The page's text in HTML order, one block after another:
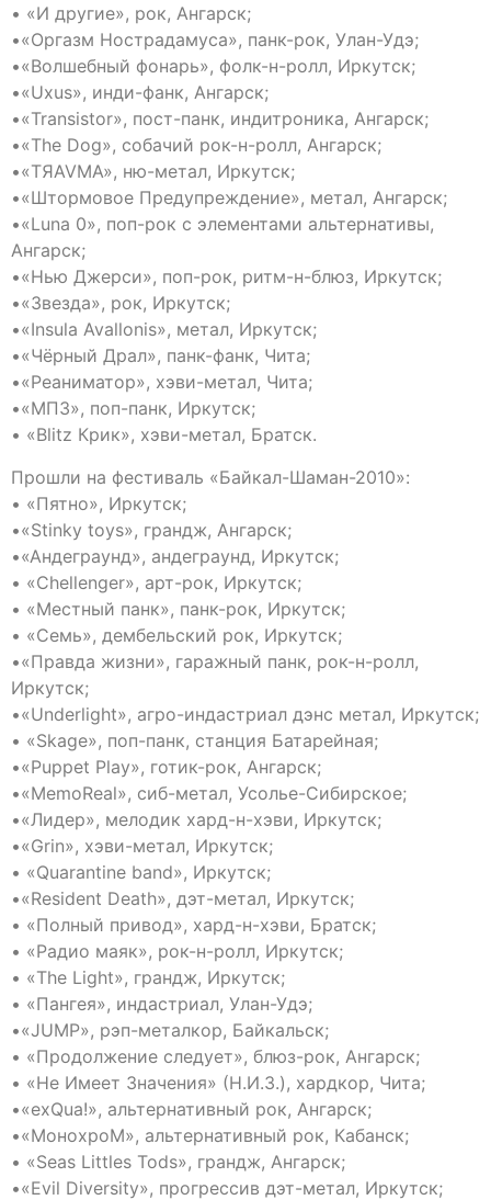
• «И другие», рок, Ангарск;
•«Оргазм Нострадамуса», панк-рок, Улан-Удэ;
•«Волшебный фонарь», фолк-н-ролл, Иркутск;
•«Uxus», инди-фанк, Ангарск;
•«Transistor», пост-панк, индитроника, Ангарск;
•«The Dog», собачий рок-н-ролл, Ангарск;
•«TЯAVMA», ню-метал, Иркутск;
•«Штормовое Предупреждение», метал, Ангарск;
•«Luna 0», поп-рок с элементами альтернативы,
Ангарск;
•«Нью Джерси», поп-рок, ритм-н-блюз, Иркутск;
•«Звезда», рок, Иркутск;
•«Insula Avallonis», метал, Иркутск;
•«Чёрный Драл», панк-фанк, Чита;
•«Реаниматор», хэви-метал, Чита;
•«МП3», поп-панк, Иркутск;
• «Blitz Крик», хэви-метал, Братск.
Прошли на фестиваль «Байкал-Шаман-2010»:
• «Пятно», Иркутск;
•«Stinky toys», грандж, Ангарск;
•«Андеграунд», андеграунд, Иркутск;
• «Chellenger», арт-рок, Иркутск;
• «Местный панк», панк-рок, Иркутск;
• «Семь», дембельский рок, Иркутск;
•«Правда жизни», гаражный панк, рок-н-ролл,
Иркутск;
•«Underlight», агро-индастриал дэнс метал, Иркутск;
• «Skage», поп-панк, станция Батарейная;
•«Puppet Play», готик-рок, Ангарск;
•«MemoReal», сиб-метал, Усолье-Сибирское;
•«Лидер», мелодик хард-н-хэви, Иркутск;
•«Grin», хэви-метал, Иркутск;
• «Quarantine band», Иркутск;
•«Resident Death», дэт-метал, Иркутск;
• «Полный привод», хард-н-хэви, Братск;
• «Радио маяк», рок-н-ролл, Иркутск;
• «The Light», грандж, Иркутск;
• «Пангея», индастриал, Улан-Удэ;
•«JUMP», рэп-металкор, Байкальск;
• «Продолжение следует», блюз-рок, Ангарск;
• «Не Имеет Значения» (Н.И.З.), хардкор, Чита;
•«exQua!», альтернативный рок, Ангарск;
•«МонохроМ», альтернативный рок, Кабанск;
• «Seas Littles Tods», грандж, Ангарск;
•«Evil Diversity», прогрессив дэт-метал, Иркутск;